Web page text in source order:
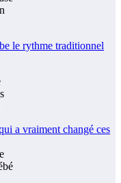
le rythme traditionnel
a vraiment changé ces